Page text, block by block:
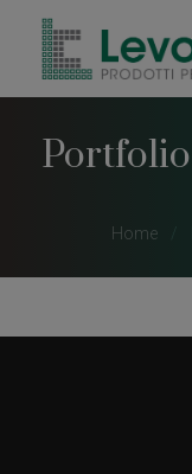
Portfolio
Home